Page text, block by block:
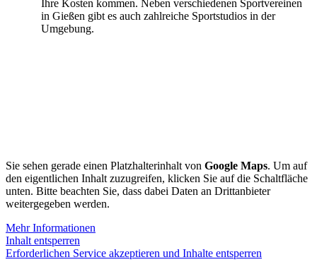
Ihre Kosten kommen. Neben verschiedenen Sportvereinen
in Gießen gibt es auch zahlreiche Sportstudios in der
Umgebung.
Sie sehen gerade einen Platzhalterinhalt von Google Maps. Um auf
den eigentlichen Inhalt zuzugreifen, klicken Sie auf die Schaltfläche
unten. Bitte beachten Sie, dass dabei Daten an Drittanbieter
weitergegeben werden.
Mehr Informationen
Inhalt entsperren
Erforderlichen Service akzeptieren und Inhalte entsperren